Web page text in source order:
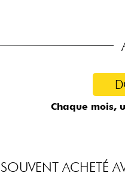
Chaque mois,
SOUVENT ACHETÉ